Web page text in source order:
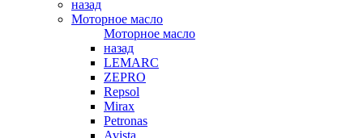
назад
Моторное масло
Моторное масло
назад
LEMARC
ZEPRO
Repsol
Mirax
Petronas
Avista